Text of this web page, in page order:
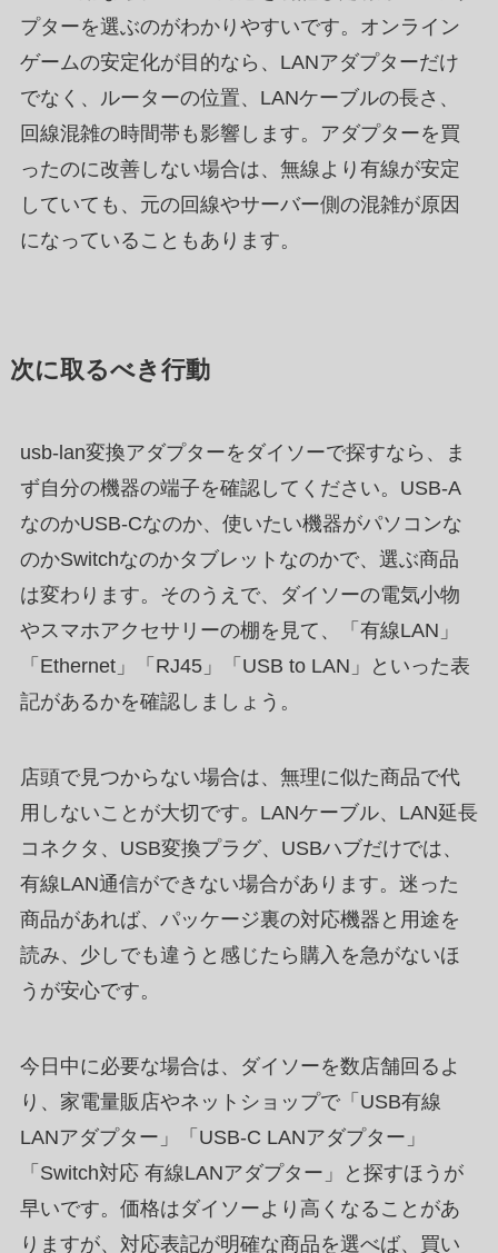
プターを選ぶのがわかりやすいです。オンライン
ゲームの安定化が目的なら、LANアダプターだけ
でなく、ルーターの位置、LANケーブルの長さ、
回線混雑の時間帯も影響します。アダプターを買
ったのに改善しない場合は、無線より有線が安定
していても、元の回線やサーバー側の混雑が原因
になっていることもあります。
次に取るべき行動
usb-lan変換アダプターをダイソーで探すなら、ま
ず自分の機器の端子を確認してください。USB-A
なのかUSB-Cなのか、使いたい機器がパソコンな
のかSwitchなのかタブレットなのかで、選ぶ商品
は変わります。そのうえで、ダイソーの電気小物
やスマホアクセサリーの棚を見て、「有線LAN」
「Ethernet」「RJ45」「USB to LAN」といった表
記があるかを確認しましょう。
店頭で見つからない場合は、無理に似た商品で代
用しないことが大切です。LANケーブル、LAN延長
コネクタ、USB変換プラグ、USBハブだけでは、
有線LAN通信ができない場合があります。迷った
商品があれば、パッケージ裏の対応機器と用途を
読み、少しでも違うと感じたら購入を急がないほ
うが安心です。
今日中に必要な場合は、ダイソーを数店舗回るよ
り、家電量販店やネットショップで「USB有線
LANアダプター」「USB-C LANアダプター」
「Switch対応 有線LANアダプター」と探すほうが
早いです。価格はダイソーより高くなることがあ
りますが、対応表記が明確な商品を選べば、買い